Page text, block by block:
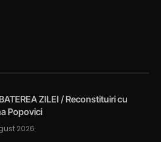
ZILEI / Reconstituiri cu
Popovici
2026